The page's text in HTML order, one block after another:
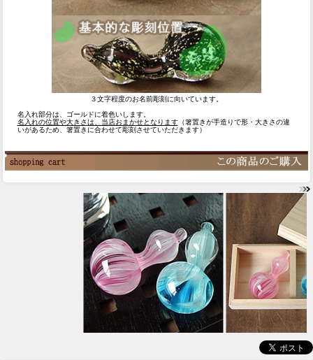
３文字程度のお名前彫刻に向いています。
名入れ部分は、ゴールドに着色いします。
名入れの位置や大きさは、当店おまかせとなります（箸置きが手造りで形・大きさの違
いがあるため、箸置きに合わせて彫刻させていただきます）